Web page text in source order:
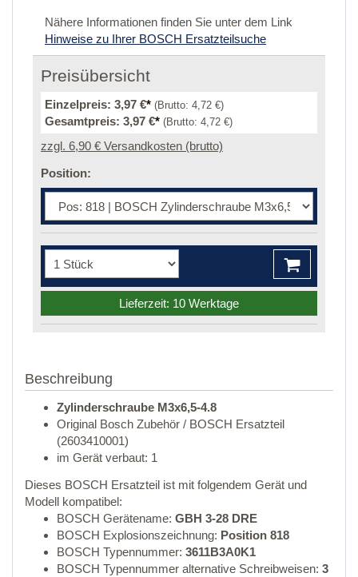
Nähere Informationen finden Sie unter dem Link
Hinweise zu Ihrer BOSCH Ersatzteilsuche
Preisübersicht
Einzelpreis: 3,97 €* (Brutto: 4,72 €)
Gesamtpreis: 3,97 €* (Brutto: 4,72 €)
zzgl. 6,90 € Versandkosten (brutto)
Position:
Lieferzeit: 10 Werktage
Beschreibung
Zylinderschraube M3x6,5-4.8
Original Bosch Zubehör / BOSCH Ersatzteil
(2603410001)
im Gerät verbaut: 1
Dieses BOSCH Ersatzteil ist mit folgendem Gerät und
Modell kompatibel:
BOSCH Gerätename: GBH 3-28 DRE
BOSCH Explosionszeichnung: Position 818
BOSCH Typennummer: 3611B3A0K1
BOSCH Typennummer alternative Schreibweisen: 3